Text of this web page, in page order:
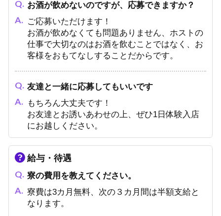
お酒が飲めないのですが、応募できますか？
ご応募いただけます！
お酒が飲めなくても問題ありません、ホストの
仕事で大切なのはお酒を飲むことではなく、お
客様をおもてなしすることだからです。
友達と一緒に応募してもいいです
もちろん大丈夫です！
お友達とお誘いあわせの上、ぜひ1日体験入店
にお越しください。
給与・待遇
寮の費用を教えてください。
寮費は3カ月無料、次の３カ月間は半額支給と
なります。